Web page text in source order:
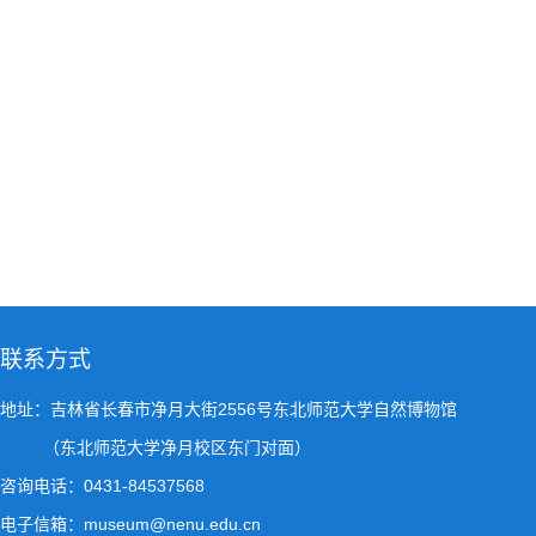
联系方式
地址：吉林省长春市净月大街2556号东北师范大学自然博物馆
（东北师范大学净月校区东门对面）
咨询电话：0431-84537568
电子信箱：museum@nenu.edu.cn